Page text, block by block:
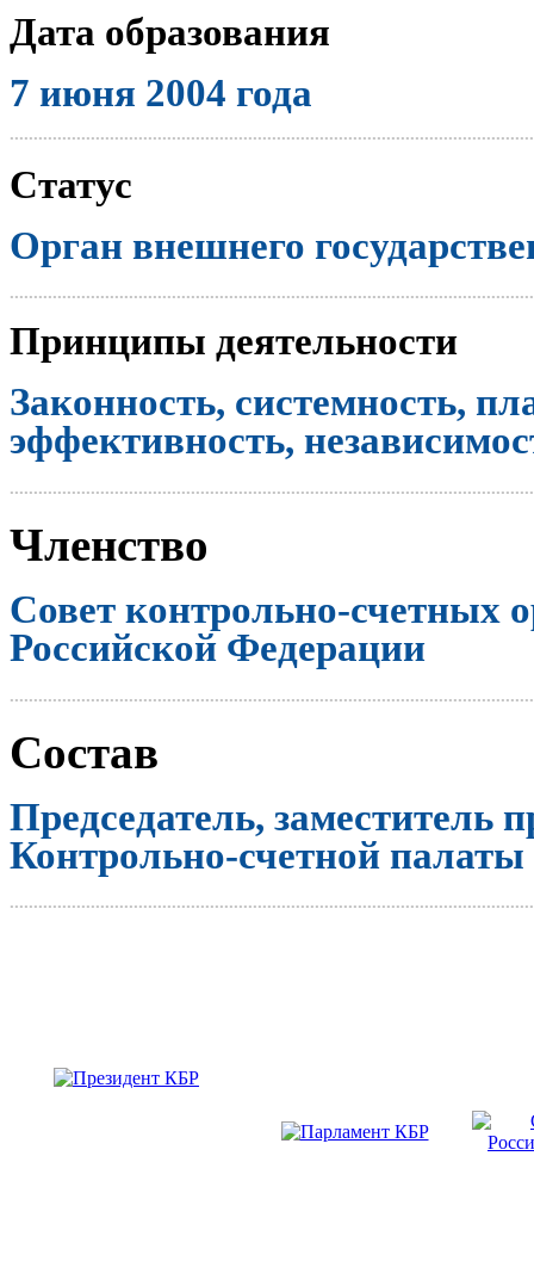
Дата образования
7 июня 2004 года
Статус
Орган внешнего
Принципы деятельности
Законность, системность,
эффективность,
Членство
Совет контрольно-счетных
Российской Федерации
Состав
Председатель, заместитель
Контрольно-счетной палаты